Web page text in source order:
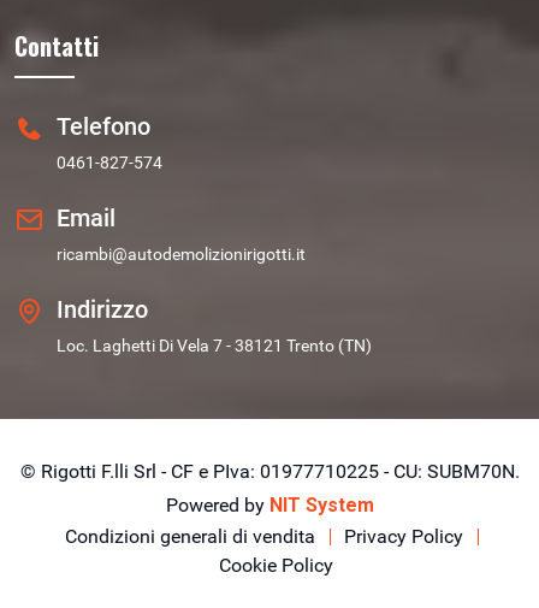
Contatti
Telefono
0461-827-574
Email
ricambi@autodemolizionirigotti.it
Indirizzo
Loc. Laghetti Di Vela 7 - 38121 Trento (TN)
© Rigotti F.lli Srl - CF e PIva: 01977710225 - CU: SUBM70N.
Powered by NIT System
Condizioni generali di vendita
Privacy Policy
Cookie Policy